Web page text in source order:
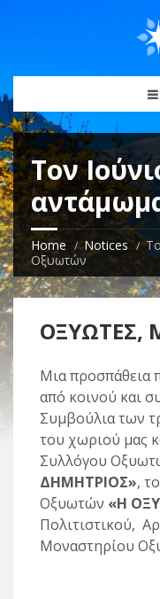
Τον
Home Notices
Οξυωτών
ΟΞΥΩΤΕΣ,
Μια προσπάθεια
από κοινού και
Συμβούλια των
του χωριού μας
Συλλόγου
ΔΗΜΗΤΡΙΟΣ»,
Οξυωτών «Η
Πολιτιστικού,
Μοναστηρίου